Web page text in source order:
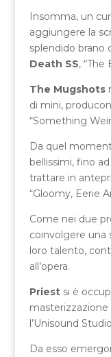
Insomma, un
aggiungere la
splendido brano
Death SS, “The
The Mugshots
di mini,
“Something
Da quel
bellissimi, fino
trattare in
“Gloomy, Eerie
Come nei due
coinvolgere una
loro talento,
all’opera.
Priestsi è
l’Unisound
Da esso